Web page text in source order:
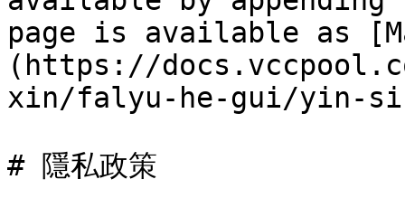
page is available as
(https://
xin/falyu-he-gui/yin-si-
# 隱私政策